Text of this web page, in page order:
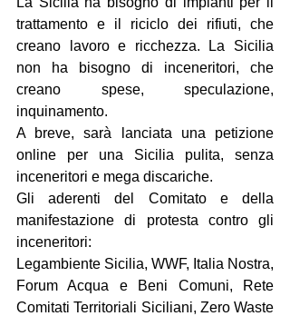
trattamento e il riciclo dei rifiuti, che
creano lavoro e ricchezza. La Sicilia
non ha bisogno di inceneritori, che
creano spese, speculazione,
inquinamento.
A breve, sarà lanciata una petizione
online per una Sicilia pulita, senza
inceneritori e mega discariche.
Gli aderenti del Comitato e della
manifestazione di protesta contro gli
inceneritori:
Legambiente Sicilia, WWF, Italia Nostra,
Forum Acqua e Beni Comuni, Rete
Comitati Territoriali Siciliani, Zero Waste